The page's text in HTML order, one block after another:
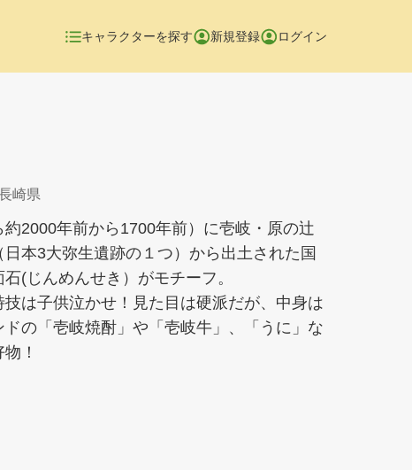
キャラクターを探す 新規登録 ログイン
崎県
2000年前から1700年前）に壱岐・原の辻
日本3大弥生遺跡の１つ）から出土された国
(じんめんせき）がモチーフ。
は子供泣かせ！見た目は硬派だが、中身は
の「壱岐焼酎」や「壱岐牛」、「うに」な
！